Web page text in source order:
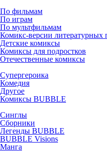
По фильмам
По играм
По мультфильмам
Комикс-версии литературных
Детские комиксы
Комиксы для подростков
Отечественные комиксы
Супергероика
Комедия
Другое
Комиксы BUBBLE
Синглы
Сборники
Легенды BUBBLE
BUBBLE Visions
Манга